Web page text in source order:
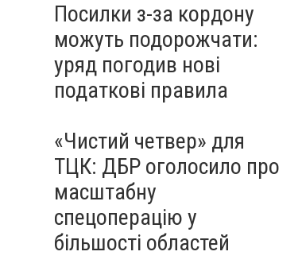
Посилки з-за кордону
можуть подорожчати:
уряд погодив нові
податкові правила
«Чистий четвер» для
ТЦК: ДБР оголосило про
масштабну
спецоперацію у
більшості областей